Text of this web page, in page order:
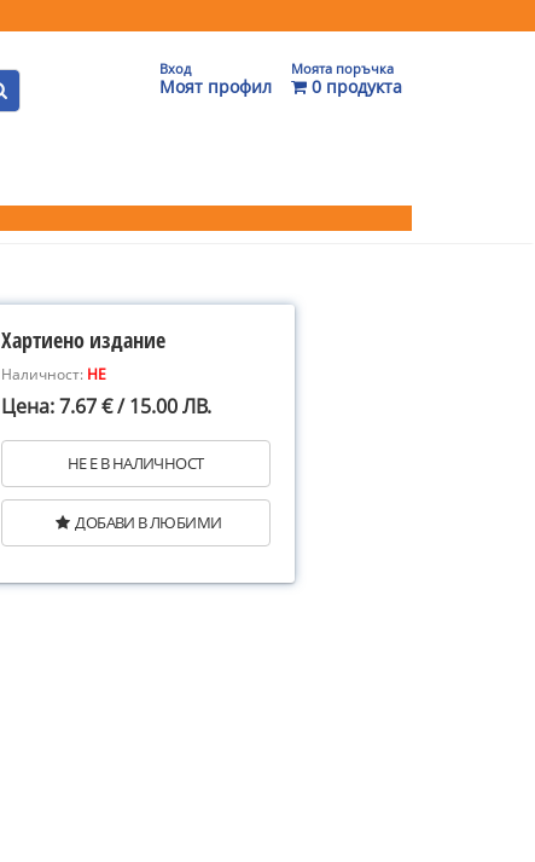
Вход
Моят профил
Моята поръчка
0 продукта
Хартиено издание
Наличност: НЕ
Цена: 7.67 € / 15.00 ЛВ.
НЕ Е В НАЛИЧНОСТ
ДОБАВИ В ЛЮБИМИ